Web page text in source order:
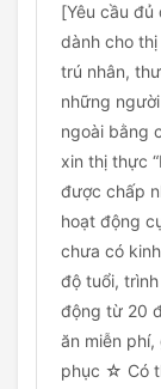
[Yêu cầu
dành cho
trú nhân,
những
ngoài bằng
xin thị thực
được chấp
hoạt động
chưa có
độ tuổi,
động từ 20
ăn miễn
phục ☆ Có